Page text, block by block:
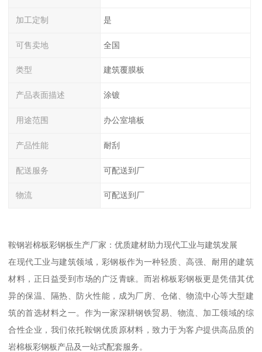
加工定制 是
可售卖地 全国
类型 建筑覆膜板
产品表面描述 涂镀
用途范围 办公室墙板
产品性能 耐刮
配送服务 可配送到厂
物流 可配送到厂
鞍钢岩棉板彩钢板生产厂家：优质建材助力现代工业与建筑发展
在现代工业与建筑领域，彩钢板作为一种轻质、高强、耐用的建筑
材料，正日益受到市场的广泛青睐。而岩棉板彩钢板更是凭借其优
异的保温、隔热、防火性能，成为厂房、仓储、物流中心等大型建
筑的首选材料之一。作为一家深耕钢铁贸易、物流、加工领域的综
合性企业，我们依托鞍钢优质原材料，致力于为客户提供高品质的
岩棉板彩钢板产品及一站式配套服务。